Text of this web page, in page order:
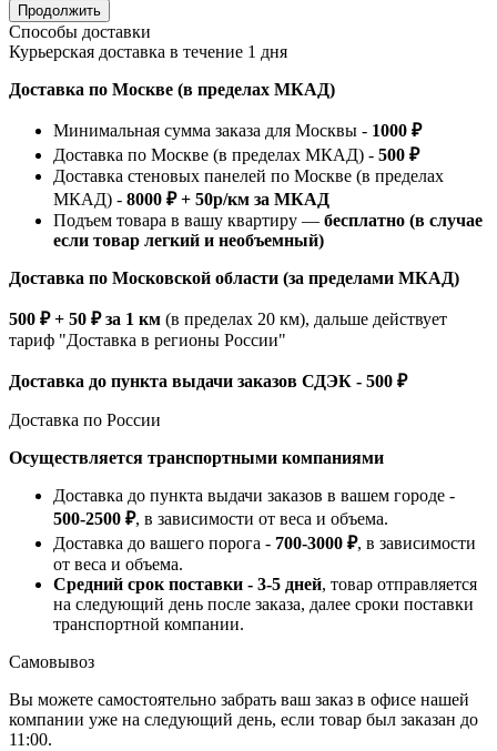
Продолжить
Способы доставки
Курьерская доставка в течение 1 дня
Доставка по Москве (в пределах МКАД)
Минимальная сумма заказа для Москвы - 1000 ₽
Доставка по Москве (в пределах МКАД) - 500 ₽
Доставка стеновых панелей по Москве (в пределах
МКАД) - 8000 ₽ + 50р/км за МКАД
Подъем товара в вашу квартиру — бесплатно (в случае
если товар легкий и необъемный)
Доставка по Московской области (за пределами МКАД)
500 ₽ + 50 ₽ за 1 км (в пределах 20 км), дальше действует
тариф "Доставка в регионы России"
Доставка до пункта выдачи заказов СДЭК - 500 ₽
Доставка по России
Осуществляется транспортными компаниями
Доставка до пункта выдачи заказов в вашем городе -
500-2500 ₽, в зависимости от веса и объема.
Доставка до вашего порога - 700-3000 ₽, в зависимости
от веса и объема.
Средний срок поставки - 3-5 дней, товар отправляется
на следующий день после заказа, далее сроки поставки
транспортной компании.
Самовывоз
Вы можете самостоятельно забрать ваш заказ в офисе нашей
компании уже на следующий день, если товар был заказан до
11:00.